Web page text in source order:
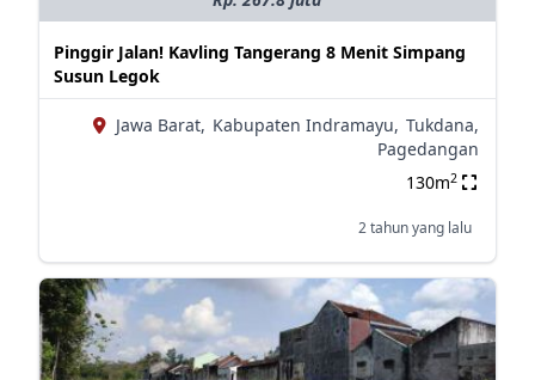
Pinggir Jalan! Kavling Tangerang 8 Menit Simpang
Susun Legok
Jawa Barat, Kabupaten Indramayu, Tukdana,
Pagedangan
130m2
2 tahun yang lalu